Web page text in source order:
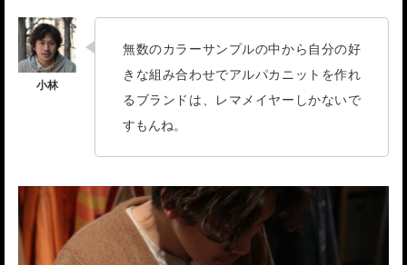
無数のカラーサンプルの中から自分の好
きな組み合わせでアルパカニットを作れ
るブランドは、レマメイヤーしかないで
すもんね。